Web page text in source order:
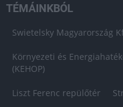
TÉMÁINKBÓL
Swietelsky Magyarország
Környezeti és
(KEHOP)
Liszt Ferenc repülőtér